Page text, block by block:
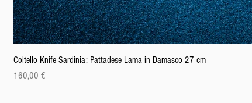
Coltello Knife Sardinia: Pattadese Lama in Damasco 27 cm
Prix
160,00 €